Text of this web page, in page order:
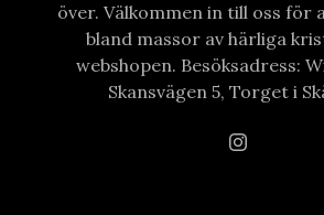
över. Välkommen in till oss för
bland massor av härliga
webshopen. Besöksadress:
Skansvägen 5, Torget i